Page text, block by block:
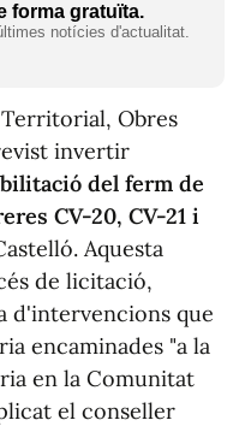
forma gratuïta.
notícies d'actualitat.
Obres
invertir
del ferm de
CV-20, CV-21 i
Aquesta
de licitació,
d'intervencions que
encaminades "a la
en la Comunitat
el conseller